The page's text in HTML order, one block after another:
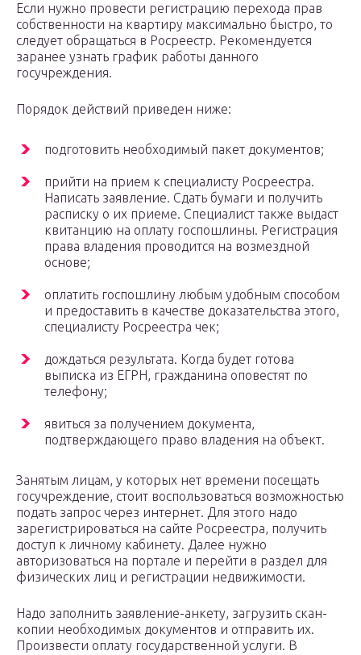
Если нужно провести регистрацию перехода прав
собственности на квартиру максимально быстро, то
следует обращаться в Росреестр. Рекомендуется
заранее узнать график работы данного
госучреждения.
Порядок действий приведен ниже:
подготовить необходимый пакет документов;
прийти на прием к специалисту Росреестра.
Написать заявление. Сдать бумаги и получить
расписку о их приеме. Специалист также выдаст
квитанцию на оплату госпошлины. Регистрация
права владения проводится на возмездной
основе;
оплатить госпошлину любым удобным способом
и предоставить в качестве доказательства этого,
специалисту Росреестра чек;
дождаться результата. Когда будет готова
выписка из ЕГРН, гражданина оповестят по
телефону;
явиться за получением документа,
подтверждающего право владения на объект.
Занятым лицам, у которых нет времени посещать
госучреждение, стоит воспользоваться возможностью
подать запрос через интернет. Для этого надо
зарегистрироваться на сайте Росреестра, получить
доступ к личному кабинету. Далее нужно
авторизоваться на портале и перейти в раздел для
физических лиц и регистрации недвижимости.
Надо заполнить заявление-анкету, загрузить скан-
копии необходимых документов и отправить их.
Произвести оплату государственной услуги. В